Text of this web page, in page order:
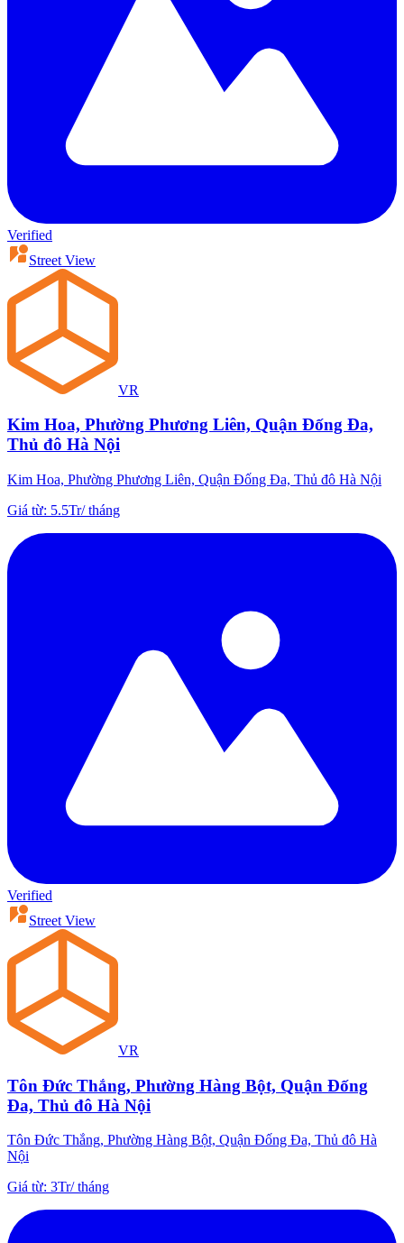
Verified
Street View
VR
Kim Hoa, Phường Phương Liên, Quận Đống Đa,
Thủ đô Hà Nội
Kim Hoa, Phường Phương Liên, Quận Đống Đa, Thủ đô Hà Nội
Giá từ: 5.5Tr/tháng
Verified
Street View
VR
Tôn Đức Thắng, Phường Hàng Bột, Quận Đống
Đa, Thủ đô Hà Nội
Tôn Đức Thắng, Phường Hàng Bột, Quận Đống Đa, Thủ đô Hà
Nội
Giá từ: 3Tr/tháng